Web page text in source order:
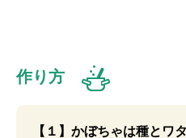
作り方
【１】かぼちゃは種とワ